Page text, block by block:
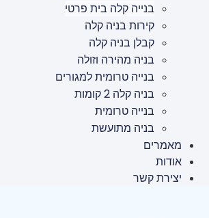
בנייה קלה בית פרטי
קירות בניה קלה
קבלן בניה קלה
בניה מהירה וזולה
בנייה טרומית למגורים
בניה קלה 2 קומות
בנייה טרומית
בניה מתועשת
מאמרים
אודות
יצירת קשר